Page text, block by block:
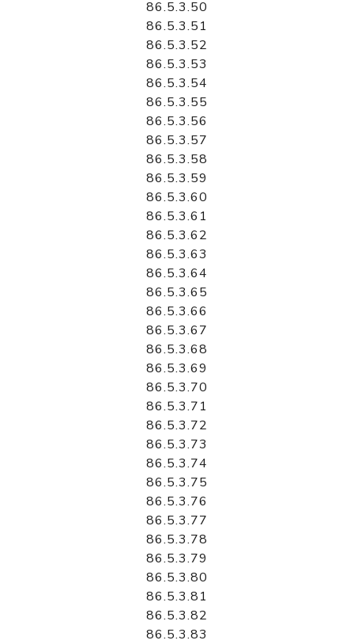
86.5.3.50
86.5.3.51
86.5.3.52
86.5.3.53
86.5.3.54
86.5.3.55
86.5.3.56
86.5.3.57
86.5.3.58
86.5.3.59
86.5.3.60
86.5.3.61
86.5.3.62
86.5.3.63
86.5.3.64
86.5.3.65
86.5.3.66
86.5.3.67
86.5.3.68
86.5.3.69
86.5.3.70
86.5.3.71
86.5.3.72
86.5.3.73
86.5.3.74
86.5.3.75
86.5.3.76
86.5.3.77
86.5.3.78
86.5.3.79
86.5.3.80
86.5.3.81
86.5.3.82
86.5.3.83